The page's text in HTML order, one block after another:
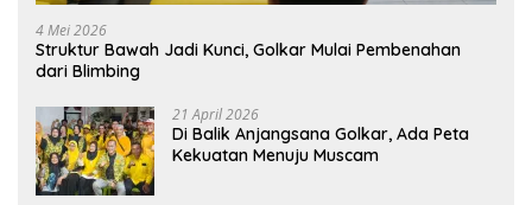
4 Mei 2026
Struktur Bawah Jadi Kunci, Golkar Mulai Pembenahan
dari Blimbing
21 April 2026
Di Balik Anjangsana Golkar, Ada Peta
Kekuatan Menuju Muscam